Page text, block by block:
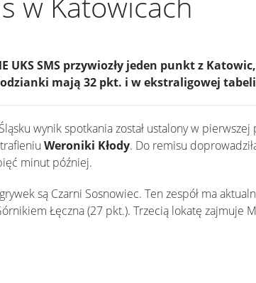
UKS SMS przywiozły jeden punkt z
mają 32 pkt. i w ekstraligowej
wynik spotkania został ustalony w
Weroniki Kłody. Do remisu
minut później.
są Czarni Sosnowiec. Ten zespół ma
Łęczna (27 pkt.). Trzecią lokatę zajmuje